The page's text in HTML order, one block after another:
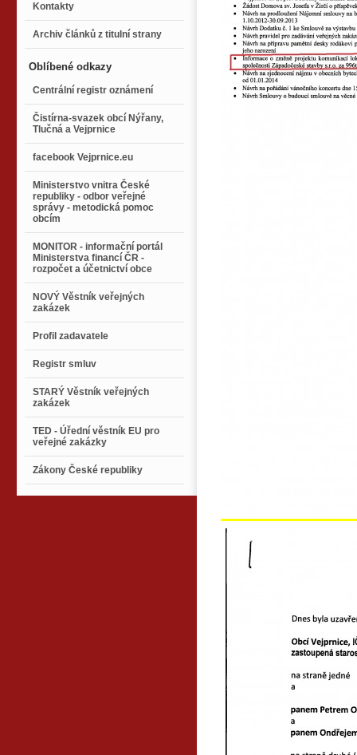
Kontakty
Archiv článků z titulní strany
Oblíbené odkazy
Centrální registr oznámení
Čistírna-svazek obcí Nýřany,
Tlučná a Vejprnice
facebook Vejprnice.eu
Ministerstvo vnitra České
republiky - odbor veřejné
správy - metodická pomoc
obcím
MONITOR - informační portál
Ministerstva financí ČR -
rozpočet a účetnictví obce
NOVÝ Věstník veřejných
zakázek
Profil zadavatele
Registr smluv
STARÝ Věstník veřejných
zakázek
TED - Úřední věstník EU pro
veřejné zakázky
Zákony České republiky